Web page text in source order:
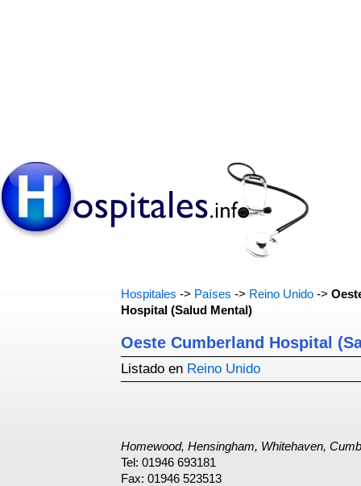
Hospitales -> Países -> Reino Unido ->
Hospital (Salud Mental)
Oeste Cumberland Hospital
Listado en Reino Unido
Homewood, Hensingham, Whitehaven,
Tel: 01946 693181
Fax: 01946 523513